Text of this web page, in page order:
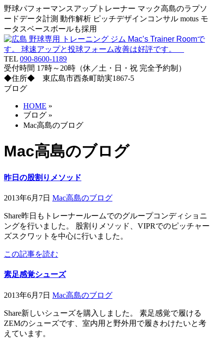
野球パフォーマンスアップトレーナー マック高島のラプソ
ードデータ計測 動作解析 ピッチデザインコンサル motus モ
ータスベースボールも採用
TEL 090-8600-1189
受付時間 17時～20時（休／土・日・祝 完全予約制）
◆住所◆ 東広島市西条町助実1867-5
ブログ
HOME »
ブログ »
Mac高島のブログ
Mac高島のブログ
昨日の股割りメソッド
2013年6月7日 Mac高島のブログ
Share昨日もトレーナールームでのグループコンディショニ
ングを行いました。 股割りメソッド、VIPRでのピッチャー
ズスクワットを中心に行いました。
この記事を読む
素足感覚シューズ
2013年6月7日 Mac高島のブログ
Share新しいシューズを購入しました。 素足感覚で履ける
ZEMのシューズです、室内用と野外用で履きわけたいと考
えています。